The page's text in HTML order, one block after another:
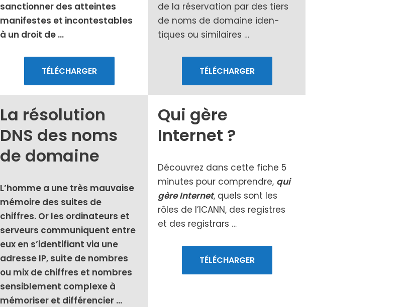
sanc­tion­ner des atteintes
mani­festes et incon­tes­tables
à un droit de …
TÉLÉCHARGER
de la réser­va­tion par des tiers
de noms de domaine iden­
tiques ou simi­laires …
TÉLÉCHARGER
La résolution
DNS des noms
de domaine
L’homme a une très mau­vaise
mémoire des suites de
chiffres. Or les ordi­na­teurs et
ser­veurs com­mu­niquent entre
eux en s’identifiant via une
adresse IP, suite de nombres
ou mix de chiffres et nombres
sen­si­ble­ment com­plexe à
mémo­ri­ser et dif­fé­ren­cier …
Qui gère
Internet ?
Découvrez dans cette fiche 5
minutes pour com­prendre, qui
gère Internet, quels sont les
rôles de l’ICANN, des registres
et des regis­trars …
TÉLÉCHARGER